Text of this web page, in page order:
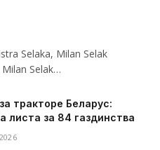
Selaka, Milan Selak
Selak…
тракторе Беларус:
листа за 84 газдинства